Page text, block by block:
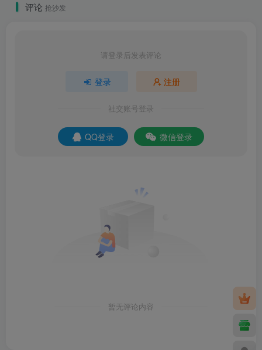
评论 抢沙发
请登录后发表评论
登录 注册
社交账号登录
QQ登录 微信登录
暂无评论内容